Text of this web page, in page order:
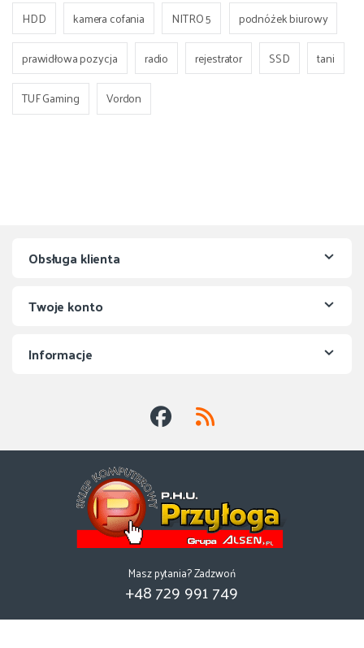
HDD
kamera cofania NITRO 5
podnóżek biurowy
prawidłowa pozycja
radio rejestrator SSD
tani
TUF Gaming
Vordon
Obsługa klienta
Twoje konto
Informacje
Masz pytania? Zadzwoń
+48 729 991 749